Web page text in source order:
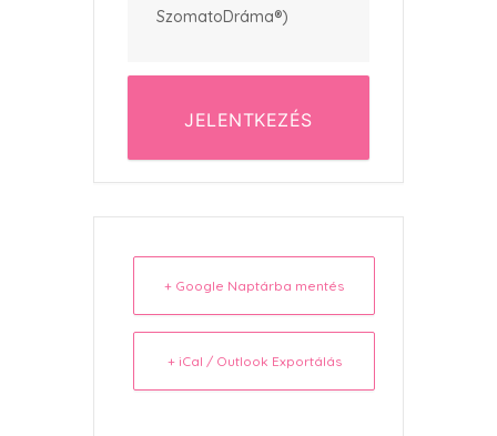
SzomatoDráma®)
JELENTKEZÉS
+ Google Naptárba mentés
+ iCal / Outlook Exportálás